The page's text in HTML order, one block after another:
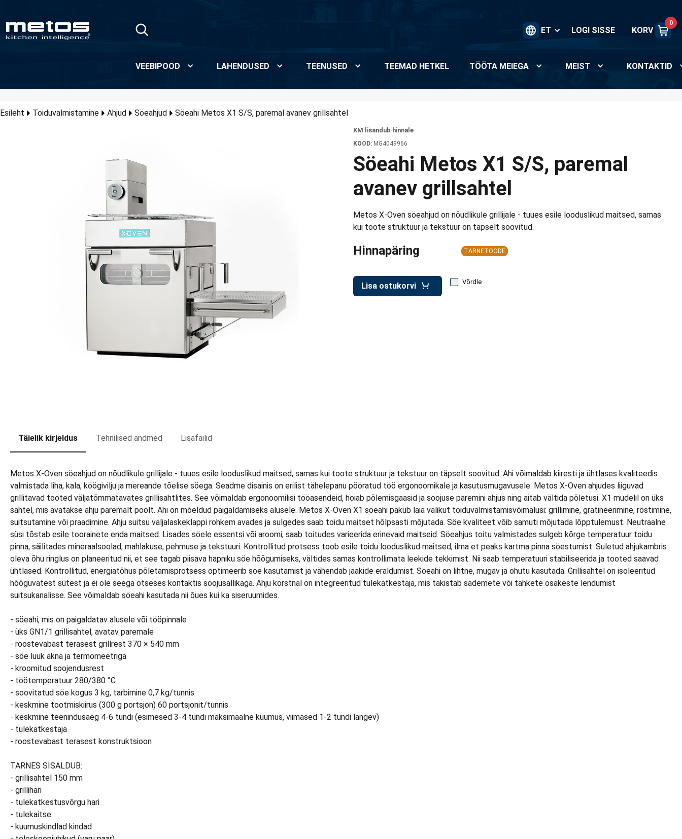
ET LOGI SISSE KORV
0
VEEBIPOOD LAHENDUSED TEENUSED TEEMAD HETKEL TÖÖTA MEIEGA MEIST KONTAKTID
Esileht Toiduvalmistamine Ahjud Söeahjud Söeahi Metos X1 S/S, paremal avanev grillsahtel
KM lisandub hinnale
KOOD: MG4049966
Söeahi Metos X1 S/S, paremal
avanev grillsahtel
Metos X-Oven söeahjud on nõudlikule grillijale - tuues esile looduslikud maitsed, samas
kui toote struktuur ja tekstuur on täpselt soovitud.
Hinnapäring TARNETOODE
Lisa ostukorvi Võrdle
Täielik kirjeldus Tehnilised andmed Lisafailid
Metos X-Oven söeahjud on nõudlikule grillijale - tuues esile looduslikud maitsed, samas kui toote struktuur ja tekstuur on täpselt soovitud. Ahi võimaldab kiiresti ja ühtlases kvaliteedis
valmistada liha, kala, köögivilju ja mereande tõelise söega. Seadme disainis on erilist tähelepanu pööratud töö ergonoomikale ja kasutusmugavusele. Metos X-Oven ahjudes liiguvad
grillitavad tooted väljatõmmatavates grillisahtlites. See võimaldab ergonoomilisi tööasendeid, hoiab põlemisgaasid ja soojuse paremini ahjus ning aitab vältida põletusi. X1 mudelil on üks
sahtel, mis avatakse ahju paremalt poolt. Ahi on mõeldud paigaldamiseks alusele. Metos X-Oven X1 söeahi pakub laia valikut toiduvalmistamisvõimalusi: grillimine, gratineerimine, röstimine,
suitsutamine või praadimine. Ahju suitsu väljalaskeklappi rohkem avades ja sulgedes saab toidu maitset hõlpsasti mõjutada. Söe kvaliteet võib samuti mõjutada lõpptulemust. Neutraalne
süsi tõstab esile toorainete enda maitsed. Lisades söele essentsi või aroomi, saab toitudes varieerida erinevaid maitseid. Söeahjus toitu valmistades sulgeb kõrge temperatuur toidu
pinna, säilitades mineraalsoolad, mahlakuse, pehmuse ja tekstuuri. Kontrollitud protsess toob esile toidu looduslikud maitsed, ilma et peaks kartma pinna söestumist. Suletud ahjukambris
oleva õhu ringlus on planeeritud nii, et see tagab piisava hapniku söe hõõgumiseks, vältides samas kontrollimata leekide tekkimist. Nii saab temperatuuri stabiliseerida ja tooted saavad
ühtlased. Kontrollitud, energiatõhus põletamisprotsess optimeerib söe kasutamist ja vähendab jääkide eraldumist. Söeahi on lihtne, mugav ja ohutu kasutada. Grillisahtel on isoleeritud
hõõguvatest sütest ja ei ole seega otseses kontaktis soojusallikaga. Ahju korstnal on integreeritud tulekatkestaja, mis takistab sädemete või tahkete osakeste lendumist
suitsukanalisse. See võimaldab söeahi kasutada nii õues kui ka siseruumides.
- söeahi, mis on paigaldatav alusele või tööpinnale
- üks GN1/1 grillisahtel, avatav paremale
- roostevabast terasest grillrest 370 × 540 mm
- söe luuk akna ja termomeetriga
- kroomitud soojendusrest
- töötemperatuur 280/380 °C
- soovitatud söe kogus 3 kg, tarbimine 0,7 kg/tunnis
- keskmine tootmiskiirus (300 g portsjon) 60 portsjonit/tunnis
- keskmine teenindusaeg 4-6 tundi (esimesed 3-4 tundi maksimaalne kuumus, viimased 1-2 tundi langev)
- tulekatkestaja
- roostevabast terasest konstruktsioon
TARNES SISALDUB:
- grillisahtel 150 mm
- grillihari
- tulekatkestusvõrgu hari
- tulekaitse
- kuumuskindlad kindad